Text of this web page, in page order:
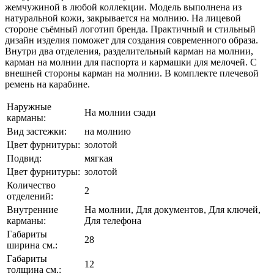
жемчужиной в любой коллекции. Модель выполнена из
натуральной кожи, закрывается на молнию. На лицевой
стороне съёмный логотип бренда. Практичный и стильный
дизайн изделия поможет для создания современного образа.
Внутри два отделения, разделительный карман на молнии,
карман на молнии для паспорта и кармашки для мелочей. С
внешней стороны карман на молнии. В комплекте плечевой
ремень на карабине.
Наружные
карманы:
На молнии сзади
Вид застежки:
на молнию
Цвет фурнитуры: золотой
Подвид:
мягкая
Цвет фурнитуры: золотой
Количество
отделений:
2
Внутренние
карманы:
На молнии, Для документов, Для ключей,
Для телефона
Габариты
ширина см.:
28
Габариты
толщина см.:
12